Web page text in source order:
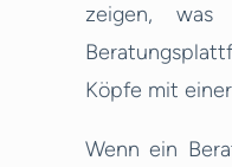
zeigen, was
Köpfe mit
Wenn ein